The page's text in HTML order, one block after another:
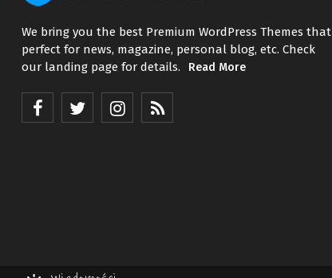
We bring you the best Premium WordPress Themes that
perfect for news, magazine, personal blog, etc. Check
our landing page for details.
Read More